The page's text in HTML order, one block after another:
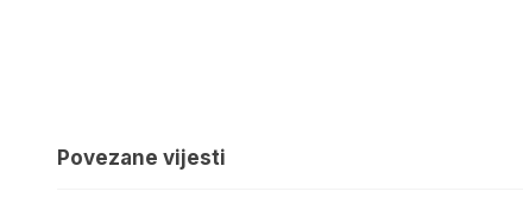
Povezane vijesti